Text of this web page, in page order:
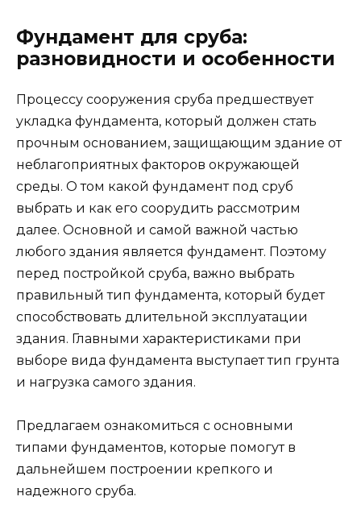
Фундамент для сруба:
разновидности и особенности
Процессу сооружения сруба предшествует
укладка фундамента, который должен стать
прочным основанием, защищающим здание от
неблагоприятных факторов окружающей
среды. О том какой фундамент под сруб
выбрать и как его соорудить рассмотрим
далее. Основной и самой важной частью
любого здания является фундамент. Поэтому
перед постройкой сруба, важно выбрать
правильный тип фундамента, который будет
способствовать длительной эксплуатации
здания. Главными характеристиками при
выборе вида фундамента выступает тип грунта
и нагрузка самого здания.
Предлагаем ознакомиться с основными
типами фундаментов, которые помогут в
дальнейшем построении крепкого и
надежного сруба.